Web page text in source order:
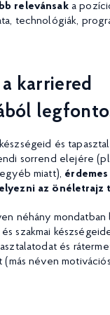
relevánsaka
technológiák,
karriered
és
sorrend elejére
miatt),
az önéletrajz
néhány mondatban
szakmai
és
(más néven